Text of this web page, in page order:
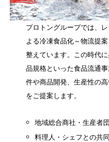
プロトングループでは、
よる冷凍食品化～物流提
整えています。この時代
品規格といった食品流通
件や商品開発、生産性の
をご提案します。​
地域総合商社・生産者
料理人・シェフとの共